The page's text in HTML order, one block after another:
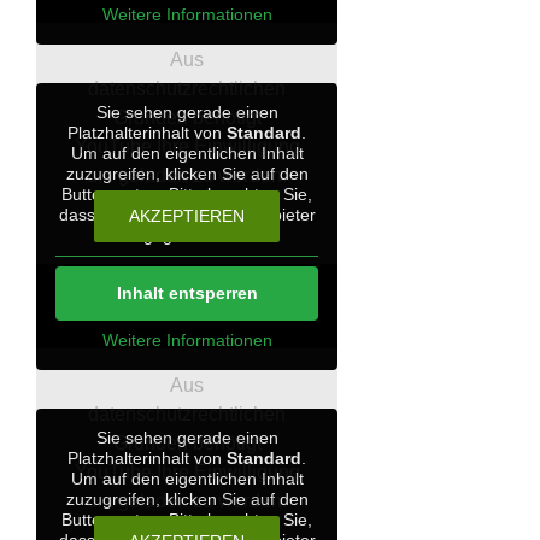
Weitere Informationen
Sie sehen gerade einen
Platzhalterinhalt von Standard
Um auf den eigentlichen Inhalt
zuzugreifen, klicken Sie auf den
Button unten. Bitte beachten Sie,
dass dabei Daten an Drittanbieter
Inhalt entsperren
Weitere Informationen
Aus
datenschutzrechtlichen
Gründen benötigt
YouTube Ihre Einwilligung
um geladen zu werden.
AKZEPTIEREN
5. Woche
Sie sehen gerade einen
Platzhalterinhalt von Standard
Um auf den eigentlichen Inhalt
zuzugreifen, klicken Sie auf den
Button unten. Bitte beachten Sie,
Aus
datenschutzrechtlichen
Gründen benötigt
YouTube Ihre Einwilligung
um geladen zu werden.